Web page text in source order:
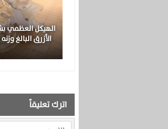
الهيكل العظمي
اترك تعليقاً